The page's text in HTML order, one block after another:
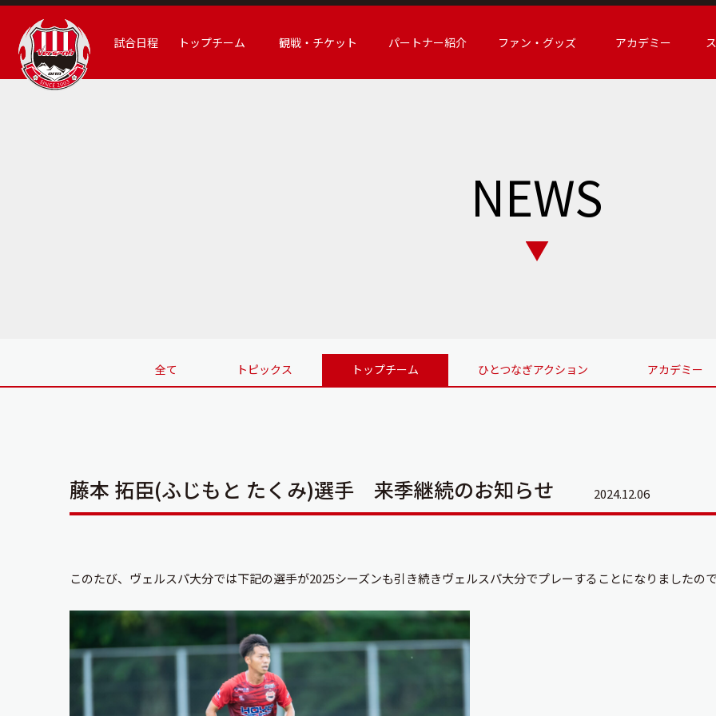
試合日程 トップチーム 観戦・チケット パートナー紹介 ファン・グッズ アカデミー
NEWS
全て トピックス トップチーム ひとつなぎアクション アカデミー
藤本 拓臣(ふじもと たくみ)選手 来季継続のお知らせ 2024.12.06
このたび、ヴェルスパ大分では下記の選手が2025シーズンも引き続きヴェルスパ大分でプレーすることになりましたの